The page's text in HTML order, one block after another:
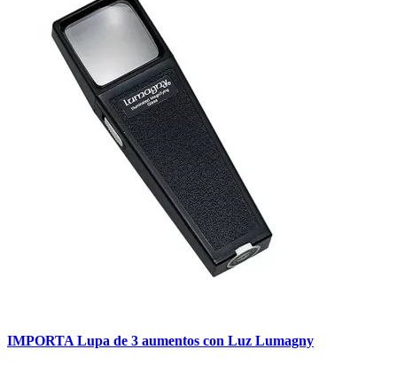
IMPORTA Lupa de 3 aumentos con Luz Lumagny